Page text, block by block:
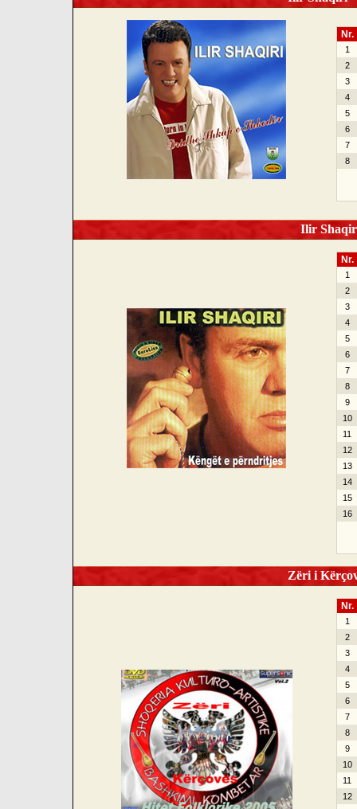
Nr.
1
2
3
4
5
6
7
8
Ilir
Nr.
1
2
3
4
5
6
7
8
9
10
11
12
13
14
15
16
Zëri i
Nr.
1
2
3
4
5
6
7
8
9
10
11
12